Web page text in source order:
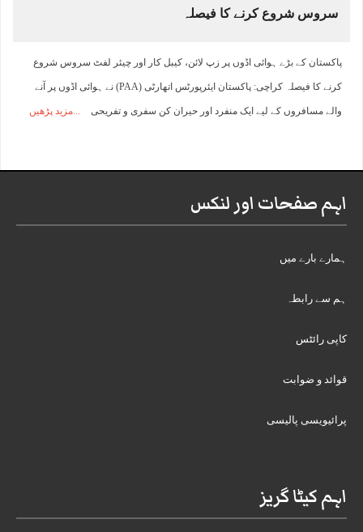
سروس شروع کرنے کا فیصلہ
پاکستان کے بڑے ہوائی اڈوں پر زپ لائن، کیبل کار اور چیئر لفٹ سروس شروع
کرنے کا فیصلہ کراچی: پاکستان ایئرپورٹس اتھارٹی (PAA) نے ہوائی اڈوں پر آنے
والے مسافروں کے لیے ایک منفرد اور حیران کن سفری و تفریحی مزید پڑھیں
اہم صفحات اور لنکس
ہمارے بارے میں
ہم سے رابطہ
کاپی رائٹس
قوائد و ضوابت
پرائیویسی پالیسی
اہم کیٹا گریز